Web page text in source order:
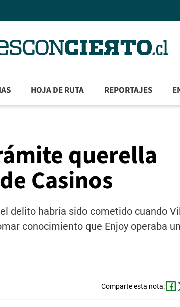
HOJA DE RUTA REPORTAJES
querella
Casinos
delito habría sido cometido cuando
conocimiento que Enjoy operaba
Comparte esta nota: